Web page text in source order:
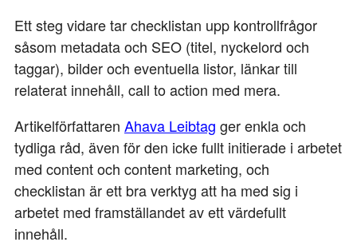
Ett steg vidare tar checklistan upp kontrollfrågor
såsom metadata och SEO (titel, nyckelord och
taggar), bilder och eventuella listor, länkar till
relaterat innehåll, call to action med mera.
Artikelförfattaren Ahava Leibtag ger enkla och
tydliga råd, även för den icke fullt initierade i arbetet
med content och content marketing, och
checklistan är ett bra verktyg att ha med sig i
arbetet med framställandet av ett värdefullt
innehåll.